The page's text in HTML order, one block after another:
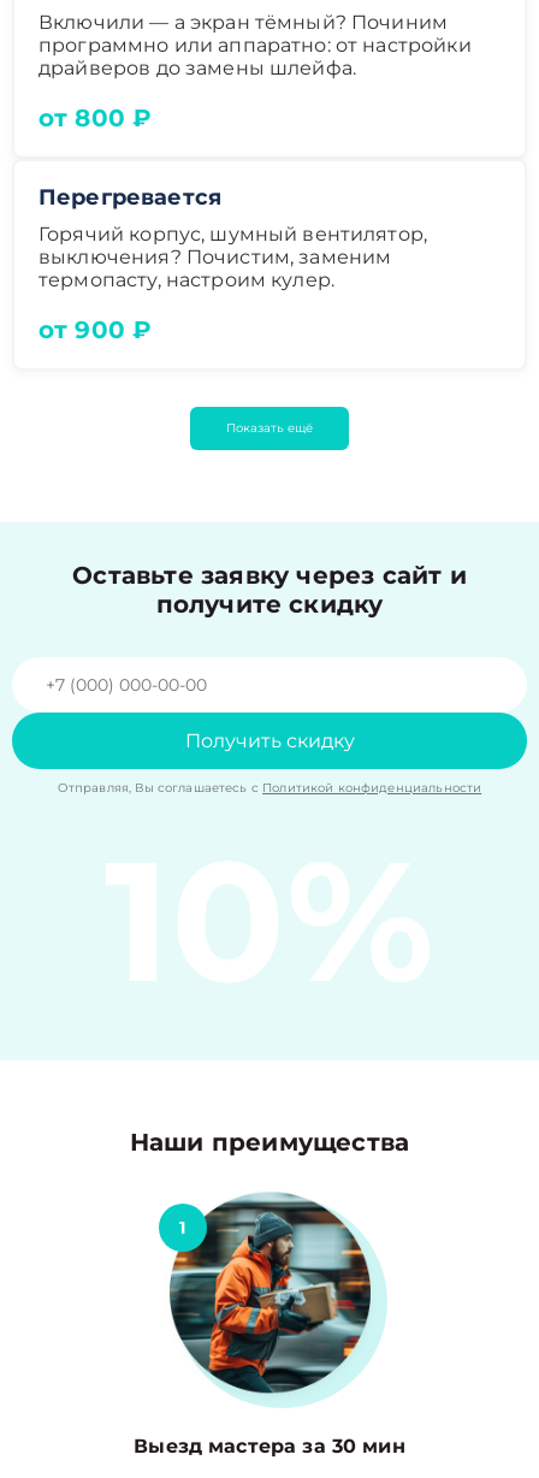
Включили — а экран тёмный? Починим
программно или аппаратно: от настройки
драйверов до замены шлейфа.
от 800 ₽
Перегревается
Горячий корпус, шумный вентилятор,
выключения? Почистим, заменим
термопасту, настроим кулер.
от 900 ₽
Показать ещё
Оставьте заявку через сайт и
получите скидку
Получить скидку
Отправляя, Вы соглашаетесь с Политикой конфиденциальности
10%
Наши преимущества
1
Выезд мастера за 30 мин